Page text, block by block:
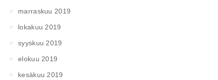
marraskuu 2019
lokakuu 2019
syyskuu 2019
elokuu 2019
kesäkuu 2019